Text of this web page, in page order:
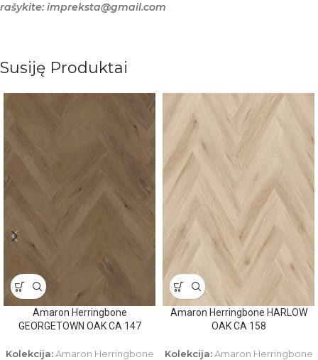
rašykite: impreksta@gmail.com
Susiję Produktai
Amaron Herringbone
GEORGETOWN OAK CA 147
Kolekcija:Amaron Herringbone
Amaron Herringbone HARLOW
OAK CA 158
Kolekcija:Amaron Herringbone